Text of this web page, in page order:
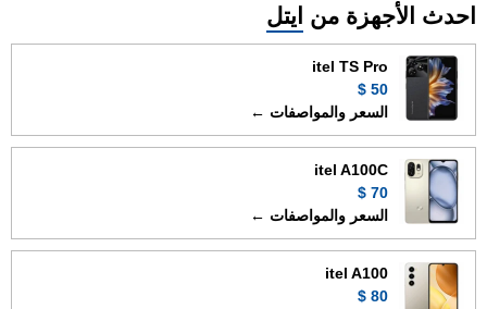
احدث الأجهزة من ايتل
itel TS Pro
50 $
السعر والمواصفات ←
itel A100C
70 $
السعر والمواصفات ←
itel A100
80 $